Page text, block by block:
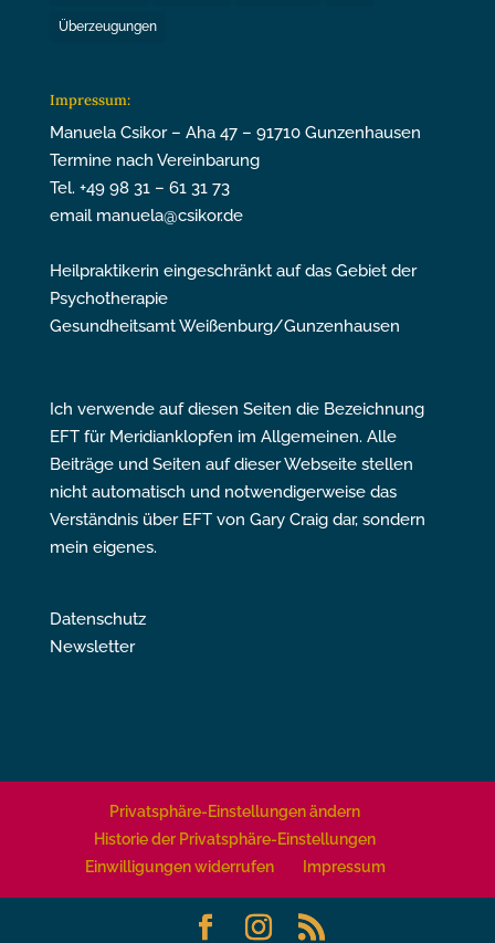
Überzeugungen
Impressum:
Manuela Csikor – Aha 47 – 91710 Gunzenhausen
Termine nach Vereinbarung
Tel. +49 98 31 – 61 31 73
email manuela@csikor.de
Heilpraktikerin eingeschränkt auf das Gebiet der
Psychotherapie
Gesundheitsamt Weißenburg/Gunzenhausen
Ich verwende auf diesen Seiten die Bezeichnung
EFT für Meridianklopfen im Allgemeinen. Alle
Beiträge und Seiten auf dieser Webseite stellen
nicht automatisch und notwendigerweise das
Verständnis über EFT von Gary Craig dar, sondern
mein eigenes.
Datenschutz
Newsletter
Privatsphäre-Einstellungen ändern
Historie der Privatsphäre-Einstellungen
Einwilligungen widerrufen
Impressum